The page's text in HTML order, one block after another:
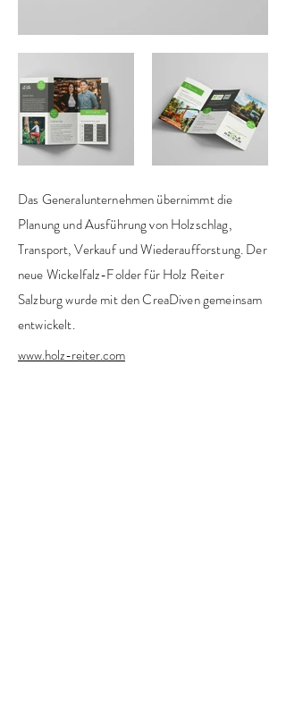
Das Generalunternehmen übernimmt die
Planung und Ausführung von Holzschlag,
Transport, Verkauf und Wiederaufforstung. Der
neue Wickelfalz-Folder für Holz Reiter
Salzburg wurde mit den CreaDiven gemeinsam
entwickelt.
www.holz-reiter.com